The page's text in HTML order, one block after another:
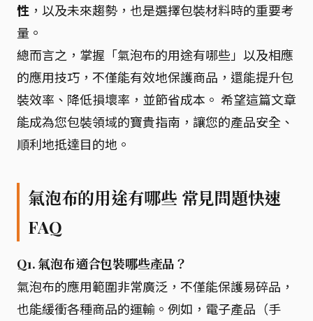
性 ，以及未來趨勢，也是選擇包裝材料時的重要考
量。
總而言之，掌握「氣泡布的用途有哪些」以及相應
的應用技巧，不僅能有效地保護商品，還能提升包
裝效率、降低損壞率，並節省成本。 希望這篇文章
能成為您包裝領域的寶貴指南，讓您的產品安全、
順利地抵達目的地。
氣泡布的用途有哪些 常見問題快速
FAQ
Q1. 氣泡布適合包裝哪些產品？
氣泡布的應用範圍非常廣泛，不僅能保護易碎品，
也能緩衝各種商品的運輸。例如，電子產品（手